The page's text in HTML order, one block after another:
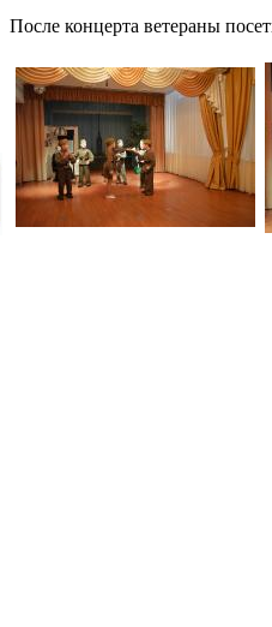
После концерта ветераны